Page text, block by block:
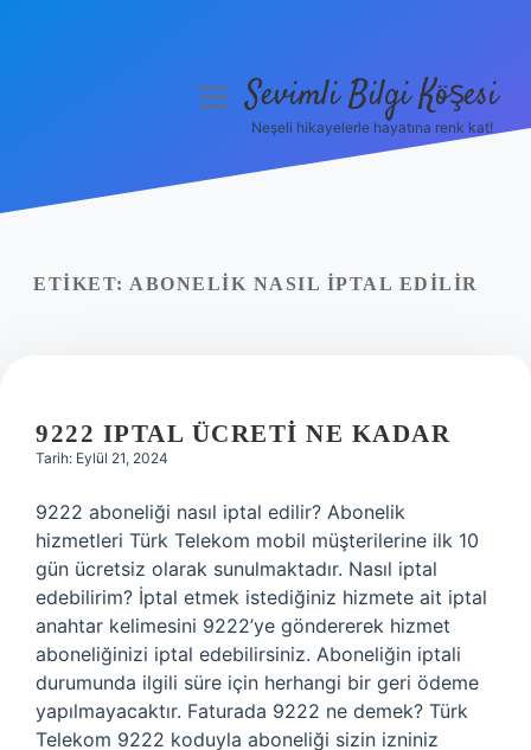
Yasal Uyarı
menüyüSevimli Bilgi Köşesi
Neşeli hikayelerle hayatına renk kat!
ETIKET: ABONELIK NASIL IPTAL EDILIR
9222 IPTAL ÜCRETI NE KADAR
Tarih: Eylül 21, 2024
9222 aboneliği nasıl iptal edilir? Abonelik
hizmetleri Türk Telekom mobil müşterilerine ilk 10
gün ücretsiz olarak sunulmaktadır. Nasıl iptal
edebilirim? İptal etmek istediğiniz hizmete ait iptal
anahtar kelimesini 9222’ye göndererek hizmet
aboneliğinizi iptal edebilirsiniz. Aboneliğin iptali
durumunda ilgili süre için herhangi bir geri ödeme
yapılmayacaktır. Faturada 9222 ne demek? Türk
Telekom 9222 koduyla aboneliği sizin izniniz